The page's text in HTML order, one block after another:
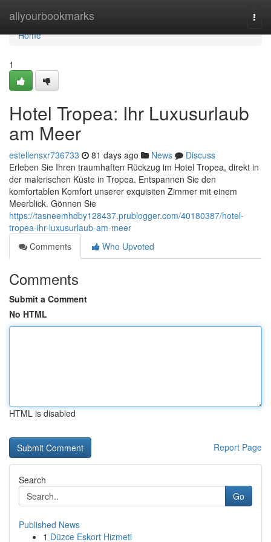
allyourbookmarks
Home
Home
1
Hotel Tropea: Ihr Luxusurlaub
am Meer
estellensxr736733 81 days ago News
Discuss
Erleben Sie Ihren traumhaften Rückzug im Hotel Tropea, direkt in
der malerischen Küste in Tropea. Entspannen Sie den
komfortablen Komfort unserer exquisiten Zimmer mit einem
Meerblick. Gönnen Sie
https://tasneemhdby128437.prublogger.com/40180387/hotel-
tropea-ihr-luxusurlaub-am-meer
Comments
Who Upvoted
Comments
Submit a Comment
No HTML
HTML is disabled
Report Page
Search
Go
Published News
1 Düzce Eskort Hizmeti